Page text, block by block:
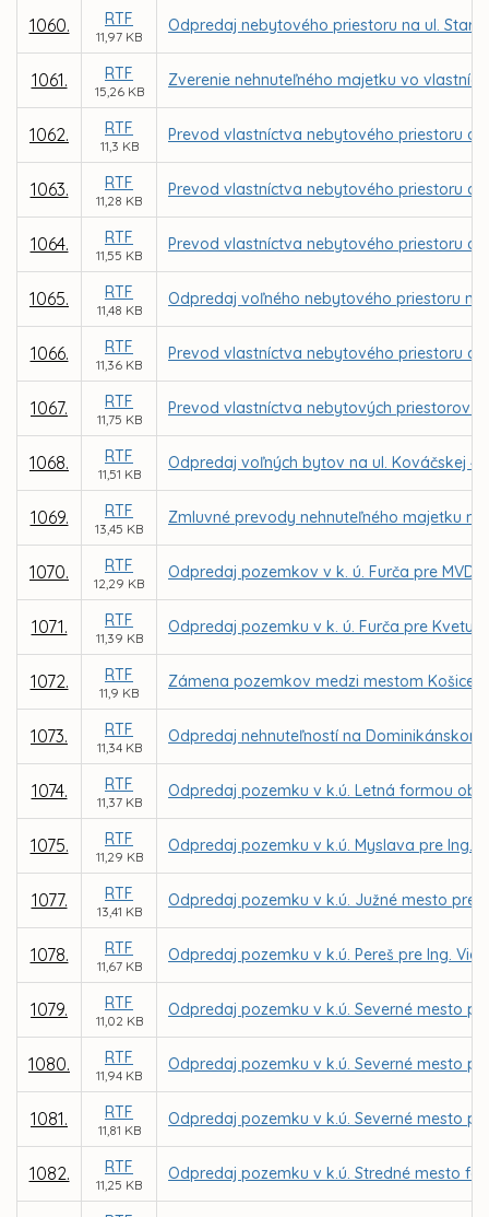
1060. RTF
11,97 KB
Odpredaj nebytového priestoru na ul.
1061. RTF
15,26 KB
Zverenie nehnuteľného majetku vo
1062. RTF
11,3 KB
Prevod vlastníctva nebytového priestoru a
1063. RTF
11,28 KB
Prevod vlastníctva nebytového priestoru a
1064. RTF
11,55 KB
Prevod vlastníctva nebytového priestoru a
1065. RTF
11,48 KB
Odpredaj voľného nebytového priestoru na
1066. RTF
11,36 KB
Prevod vlastníctva nebytového priestoru a
1067. RTF
11,75 KB
Prevod vlastníctva nebytových priestorov
1068. RTF
11,51 KB
Odpredaj voľných bytov na ul. Kováčskej
1069. RTF
13,45 KB
Zmluvné prevody nehnuteľného majetku
1070. RTF
12,29 KB
Odpredaj pozemkov v k. ú. Furča pre
1071. RTF
11,39 KB
Odpredaj pozemku v k. ú. Furča pre Kvetu
1072. RTF
11,9 KB
Zámena pozemkov medzi mestom Košice
1073. RTF
11,34 KB
Odpredaj nehnuteľností na Dominikánskom
1074. RTF
11,37 KB
Odpredaj pozemku v k.ú. Letná formou
1075. RTF
11,29 KB
Odpredaj pozemku v k.ú. Myslava pre Ing.
1077. RTF
13,41 KB
Odpredaj pozemku v k.ú. Južné mesto pre
1078. RTF
11,67 KB
Odpredaj pozemku v k.ú. Pereš pre Ing.
1079. RTF
11,02 KB
Odpredaj pozemku v k.ú. Severné mesto pre
1080. RTF
11,94 KB
Odpredaj pozemku v k.ú. Severné mesto
1081. RTF
11,81 KB
Odpredaj pozemku v k.ú. Severné mesto
1082. RTF
11,25 KB
Odpredaj pozemku v k.ú. Stredné mesto